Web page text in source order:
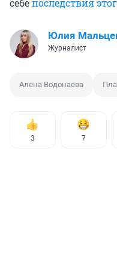
себепоследствия
Юлия
Журналист
Алена Водонаева
3 7